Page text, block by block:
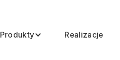
Produkty Realizacje